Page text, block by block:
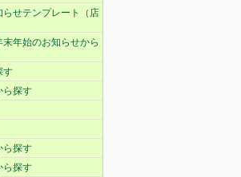
せテンプレート（店
年始のお知らせから
す
ら探す
ら探す
ら探す